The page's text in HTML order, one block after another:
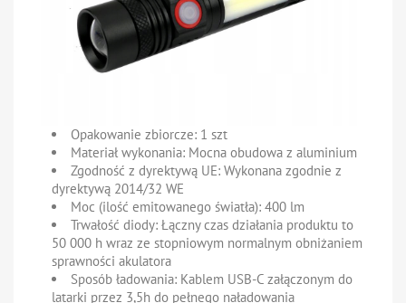
Opakowanie zbiorcze: 1 szt
Materiał wykonania: Mocna obudowa z aluminium
Zgodność z dyrektywą UE: Wykonana zgodnie z
dyrektywą 2014/32 WE
Moc (ilość emitowanego światła): 400 lm
Trwałość diody: Łączny czas działania produktu to
50 000 h wraz ze stopniowym normalnym obniżaniem
sprawności akulatora
Sposób ładowania: Kablem USB-C załączonym do
latarki przez 3,5h do pełnego naładowania